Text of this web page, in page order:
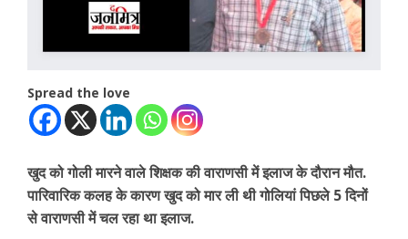
Spread the love
खुद को गोली मारने वाले शिक्षक की वाराणसी में इलाज के दौरान मौत.
पारिवारिक कलह के कारण खुद को मार ली थी गोलियां पिछले 5 दिनों
से वाराणसी में चल रहा था इलाज.